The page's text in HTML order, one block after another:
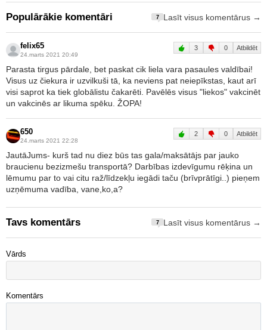
Populārākie komentāri 7 Lasīt visus komentārus →
felix65
24.marts 2021 20:49
3 0 Atbildēt
Parasta tirgus pārdale, bet paskat cik liela vara pasaules valdībai!
Visus uz čiekura ir uzvilkuši tā, ka neviens pat neiepīkstas, kaut arī
visi saprot ka tiek globālistu čakarēti. Pavēlēs visus "liekos" vakcinēt
un vakcinēs ar likuma spēku. ŽOPA!
650
24.marts 2021 22:28
2 0 Atbildēt
JautāJums- kurš tad nu diez būs tas gala/maksātājs par jauko
braucienu bezizmešu transportā? Darbības izdevīgumu rēķina un
lēmumu par to vai citu raž/līdzekļu iegādi taču (brīvprātīgi..) pieņem
uzņēmuma vadība, vane,ko,a?
Tavs komentārs 7 Lasīt visus komentārus →
Vārds
Komentārs